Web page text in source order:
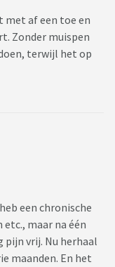
met af een toe en
Zonder muispen
terwijl het op
een chronische
maar na één
pijn vrij. Nu herhaal
maanden. En het